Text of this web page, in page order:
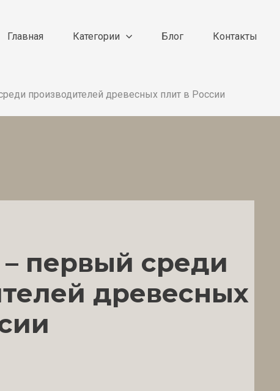
Главная Категории Блог Контакты
производителей древесных плит в России
первый среди
древесных